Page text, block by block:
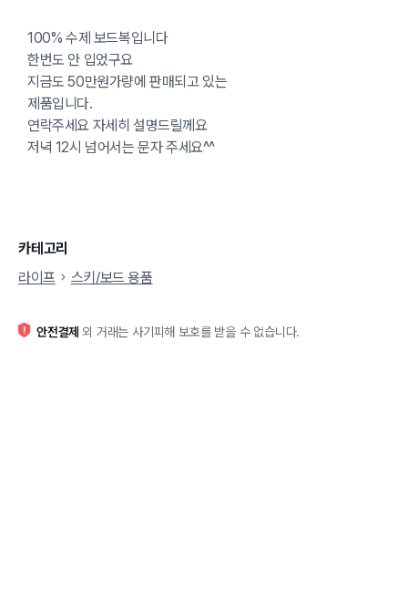
100% 수제 보드복입니다
한번도 안 입었구요
지금도 50만원가량에 판매되고 있는
제품입니다.
연락주세요 자세히 설명드릴께요
저녁 12시 넘어서는 문자 주세요^^
카테고리
라이프
스키/보드 용품
안전결제 외 거래는 사기피해 보호를 받을 수 없습니다.